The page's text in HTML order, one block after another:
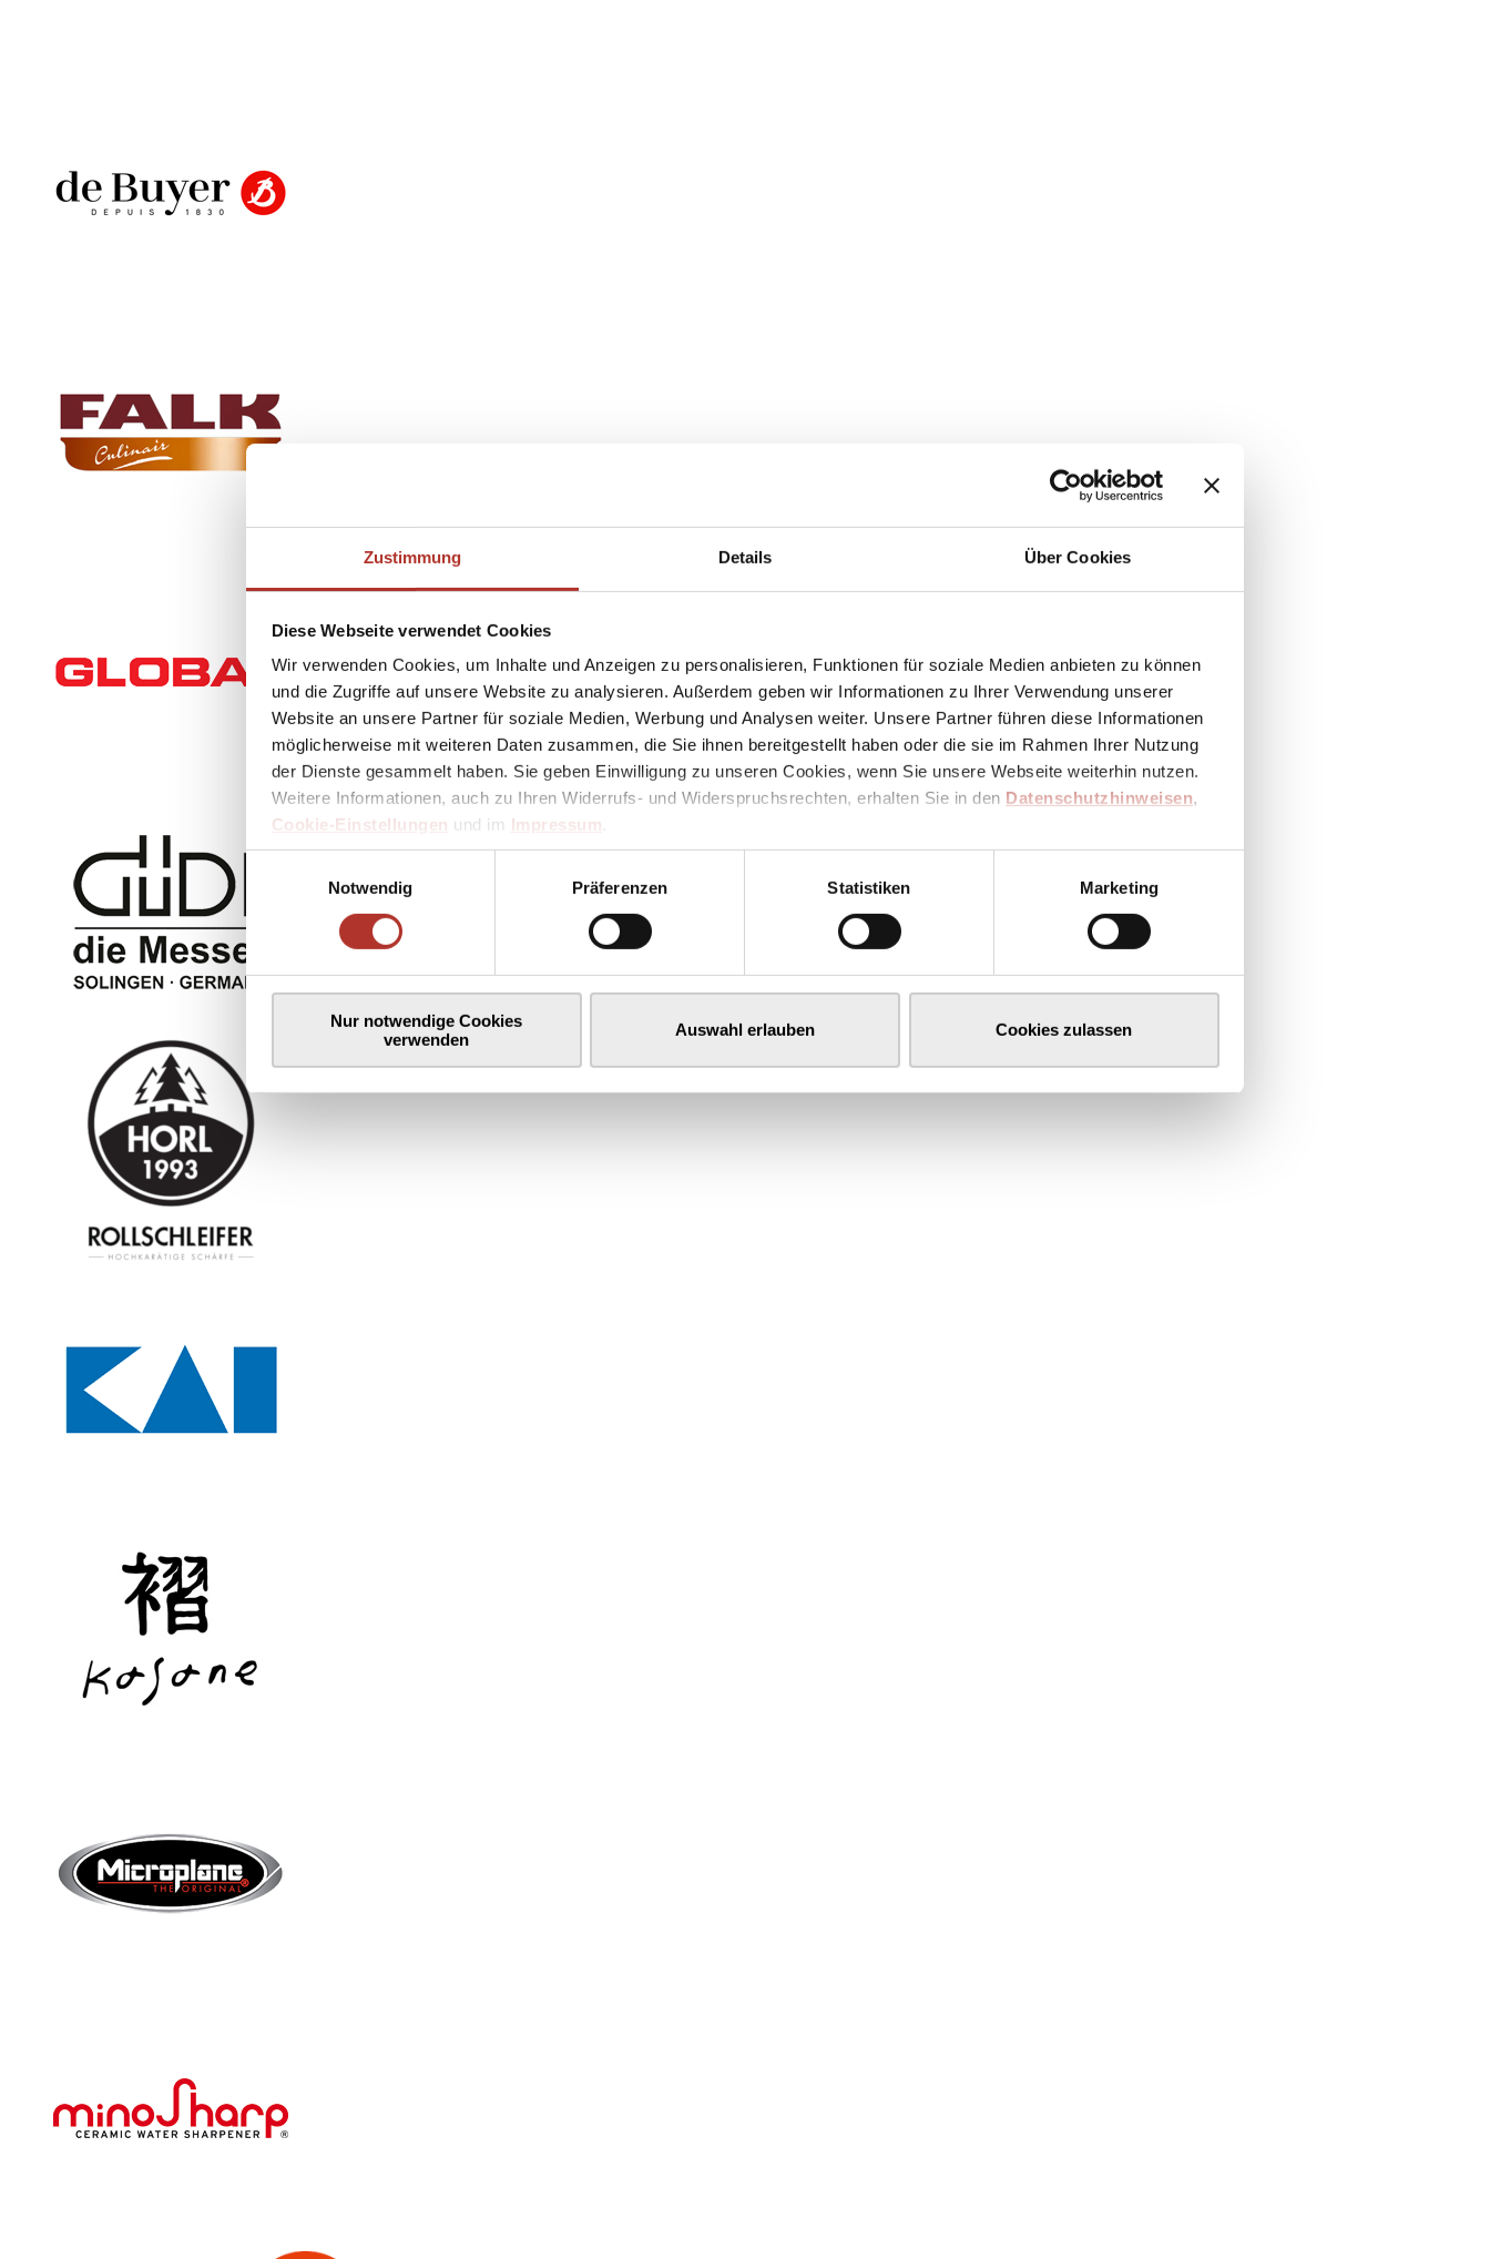
Zustimmung Details Über Cookies
Diese Webseite verwendet Cookies
Wir verwenden Cookies, um Inhalte und Anzeigen zu personalisieren, Funktionen für soziale Medien anbieten zu können
und die Zugriffe auf unsere Website zu analysieren. Außerdem geben wir Informationen zu Ihrer Verwendung unserer
Website an unsere Partner für soziale Medien, Werbung und Analysen weiter. Unsere Partner führen diese Informationen
möglicherweise mit weiteren Daten zusammen, die Sie ihnen bereitgestellt haben oder die sie im Rahmen Ihrer Nutzung
der Dienste gesammelt haben. Sie geben Einwilligung zu unseren Cookies, wenn Sie unsere Webseite weiterhin nutzen.
Weitere Informationen, auch zu Ihren Widerrufs- und Widerspruchsrechten, erhalten Sie in den Datenschutzhinweisen,
Cookie-Einstellungen und im Impressum
Notwendig
Präferenzen Statistiken Marketing
Nur notwendige Cookies
verwenden
Auswahl erlauben Cookies zulassen